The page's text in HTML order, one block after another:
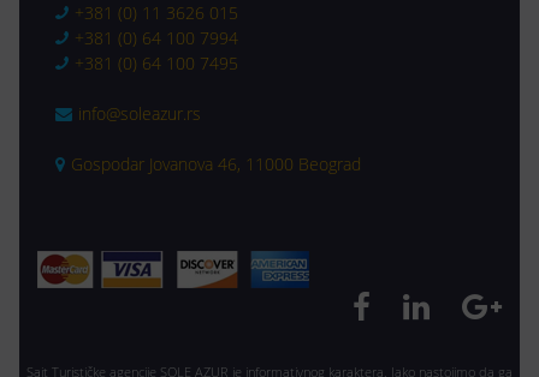
+381 (0) 11 3626 015
+381 (0) 64 100 7994
+381 (0) 64 100 7495
info@soleazur.rs
Gospodar Jovanova 46, 11000 Beograd
Sajt Turističke agencije SOLE AZUR je informativnog karaktera. Iako nastojimo da ga